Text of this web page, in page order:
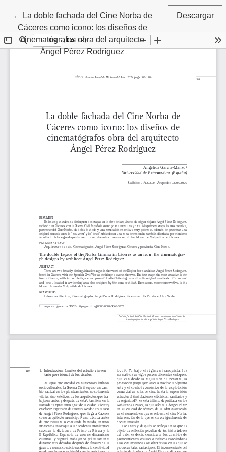
← Volver a los detalles del artículo
La doble fachada del Cine Norba de
Cáceres como icono: los diseños de
cinematógrafos obra del arquitecto
Ángel Pérez Rodríguez
Descargar